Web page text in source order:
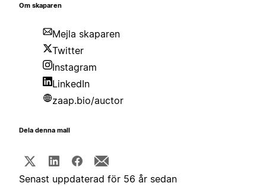
Om skaparen
Mejla skaparen
Twitter
Instagram
LinkedIn
zaap.bio/auctor
Dela denna mall
Senast uppdaterad för 56 år sedan